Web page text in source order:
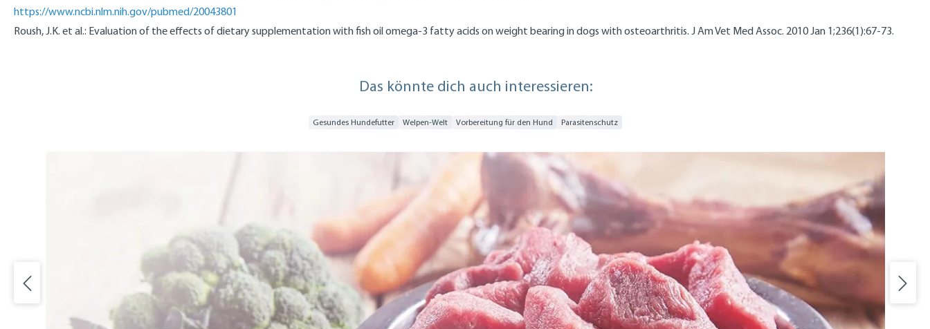
https://www.ncbi.nlm.nih.gov/pubmed/20043801
Roush, J.K. et al.: Evaluation of the effects of dietary supplementation with fish oil omega-3 fatty acids on weight bearing in dogs with osteoarthritis. J Am Vet Med Assoc. 2010 Jan 1;236(1):67-73.
Das könnte dich auch interessieren:
Gesundes Hundefutter Welpen-Welt Vorbereitung für den Hund Parasitenschutz